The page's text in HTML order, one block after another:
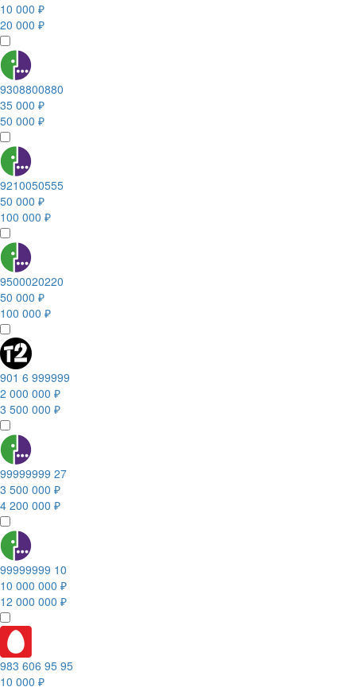
10 000 ₽
20 000 ₽
9308800880
35 000 ₽
50 000 ₽
9210050555
50 000 ₽
100 000 ₽
9500020220
50 000 ₽
100 000 ₽
901 6 999999
2 000 000 ₽
3 500 000 ₽
99999999 27
3 500 000 ₽
4 200 000 ₽
99999999 10
10 000 000 ₽
12 000 000 ₽
983 606 95 95
10 000 ₽